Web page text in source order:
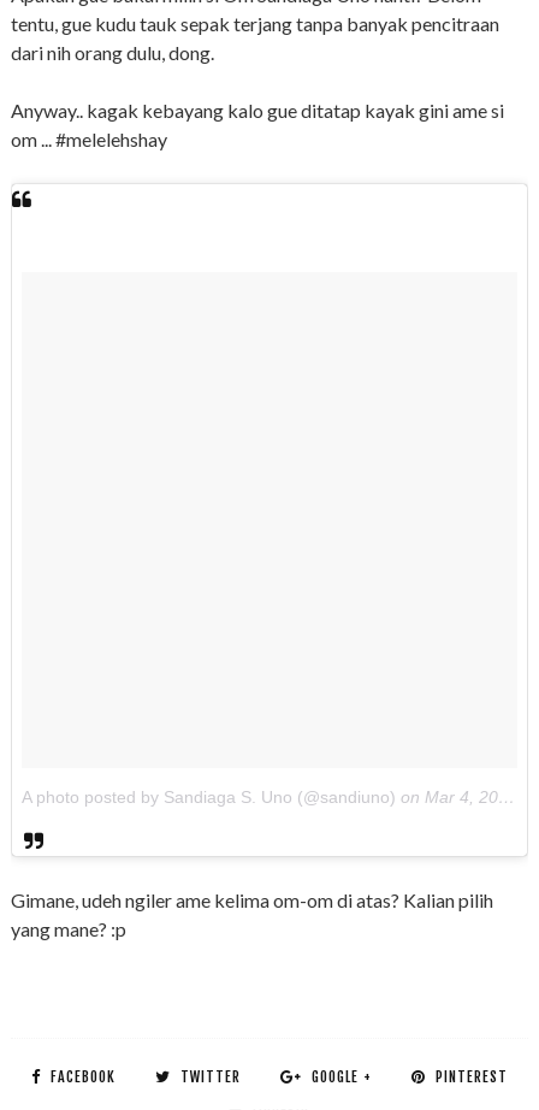
tentu, gue kudu tauk sepak terjang tanpa banyak pencitraan
dari nih orang dulu, dong.
Anyway.. kagak kebayang kalo gue ditatap kayak gini ame si
om ... #melelehshay
A photo posted by Sandiaga S. Uno (@sandiuno) on Mar 4, 2016 at 3:17am PST
Gimane, udeh ngiler ame kelima om-om di atas? Kalian pilih
yang mane? :p
FACEBOOK TWITTER GOOGLE + PINTEREST